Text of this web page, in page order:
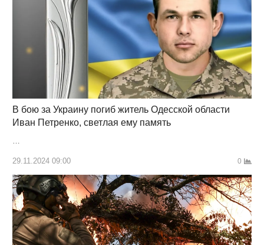
В бою за Украину погиб житель Одесской области
Иван Петренко, светлая ему память
…
29.11.2024 09:00 0